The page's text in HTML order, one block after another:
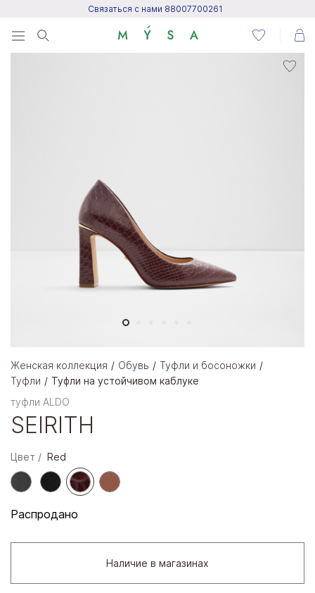
Связаться с нами 88007700261
Женская коллекция Обувь
Туфли и босоножки
Туфли
Туфли на устойчивом каблуке
туфли ALDO
SEIRITH
Цвет Red
Распродано
Наличие в магазинах